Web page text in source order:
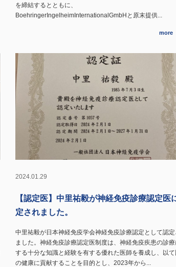
を締結するとともに、
BoehringerIngelheimInternationalGmbHと原末提供...
more
2024.01.29
【認定医】中里祐毅が神経免疫診療認定医
定されました。
中里祐毅が日本神経免疫学会神経免疫診療認定として認
ました。神経免疫診療認定医制度は、神経免疫疾患の診
する十分な知識と経験を有する優れた医師を養成し、以て
の健康に貢献することを目的とし、2023年から...